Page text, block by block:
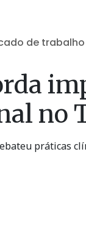
de trabalho
no
práticas